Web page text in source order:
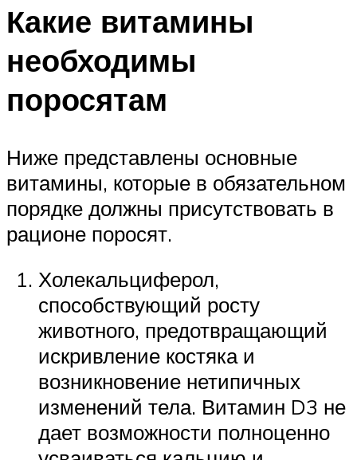
Какие витамины
необходимы
поросятам
Ниже представлены основные
витамины, которые в обязательном
порядке должны присутствовать в
рационе поросят.
Холекальциферол,
способствующий росту
животного, предотвращающий
искривление костяка и
возникновение нетипичных
изменений тела. Витамин D3 не
дает возможности полноценно